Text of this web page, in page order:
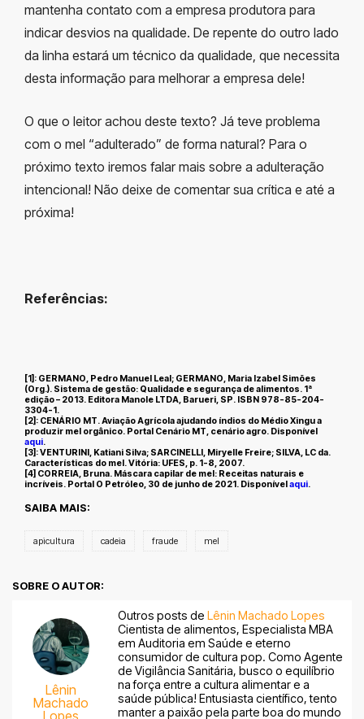
mantenha contato com a empresa produtora para
indicar desvios na qualidade. De repente do outro lado
da linha estará um técnico da qualidade, que necessita
desta informação para melhorar a empresa dele!
O que o leitor achou deste texto? Já teve problema
com o mel “adulterado” de forma natural? Para o
próximo texto iremos falar mais sobre a adulteração
intencional! Não deixe de comentar sua crítica e até a
próxima!
Referências:
[1]: GERMANO, Pedro Manuel Leal; GERMANO, Maria Izabel Simões
(Org.). Sistema de gestão: Qualidade e segurança de alimentos. 1ª
edição – 2013. Editora Manole LTDA, Barueri, SP. ISBN 978-85-204-
3304-1.
[2]: CENÁRIO MT.Aviação Agrícola ajudando índios do Médio Xingu a
produzir mel orgânico. Portal Cenário MT, cenário agro. Disponível
aqui.
[3]: VENTURINI, Katiani Silva; SARCINELLI, Miryelle Freire; SILVA, LC da.
Características do mel. Vitória: UFES, p. 1-8, 2007.
[4] CORREIA, Bruna. Máscara capilar de mel: Receitas naturais e
incríveis. Portal O Petróleo, 30 de junho de 2021. Disponívelaqui.
SAIBA MAIS:
apicultura cadeia fraude mel
SOBRE O AUTOR:
Lênin
Machado
Outros posts de Lênin Machado Lopes
Cientista de alimentos, Especialista MBA
em Auditoria em Saúde e eterno
consumidor de cultura pop. Como Agente
de Vigilância Sanitária, busco o equilíbrio
na força entre a cultura alimentar e a
saúde pública! Entusiasta científico, tento
manter a paixão pela parte boa do mundo